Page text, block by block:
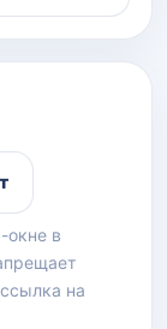
окне в
на